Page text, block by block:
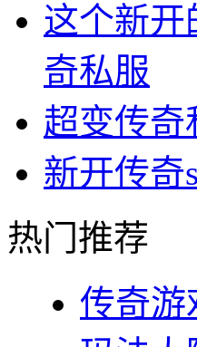
这个新
奇私服
超变传
新开传奇
热门推荐
传奇游